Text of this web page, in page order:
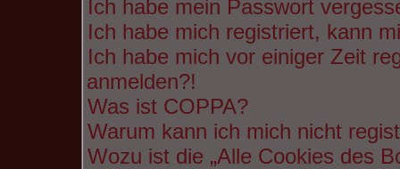
Ich habe mein Passwort
Ich habe mich registriert, kann
Ich habe mich vor einiger Zeit
anmelden?!
Was ist COPPA?
Warum kann ich mich nicht
Wozu ist die „Alle Cookies des